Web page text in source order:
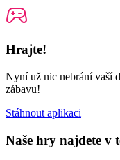
Hrajte!
Nyní už nic nebrání vaší
zábavu!
Stáhnout aplikaci
Naše hry najdete v